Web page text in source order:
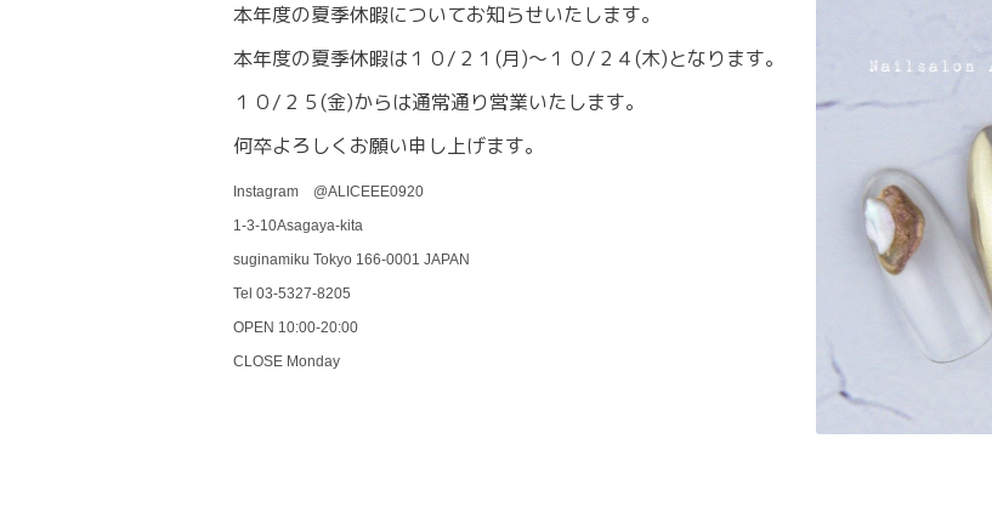
本年度の夏季休暇についてお知らせいたします。
本年度の夏季休暇は１０/２１(月)〜１０/２４(木)となります。
１０/２５(金)からは通常通り営業いたします。
何卒よろしくお願い申し上げます。
Instagram @ALICEEE0920
1-3-10Asagaya-kita
suginamiku Tokyo 166-0001 JAPAN
Tel 03-5327-8205
OPEN 10:00-20:00
CLOSE Monday